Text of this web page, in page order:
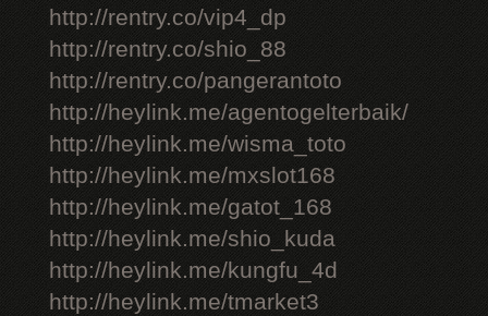
http://rentry.co/vip4_dp
http://rentry.co/shio_88
http://rentry.co/pangerantoto
http://heylink.me/agentogelterbaik/
http://heylink.me/wisma_toto
http://heylink.me/mxslot168
http://heylink.me/gatot_168
http://heylink.me/shio_kuda
http://heylink.me/kungfu_4d
http://heylink.me/tmarket3